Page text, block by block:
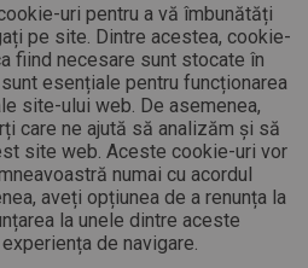
uri pentru a vă îmbunătăți
pe site. Dintre acestea, cookie-
fiind necesare sunt stocate în
esențiale pentru funcționarea
site-ului web. De asemenea,
care ne ajută să analizăm și să
site web. Aceste cookie-uri vor
numai cu acordul
aveți opțiunea de a renunța la
la unele dintre aceste
de navigare.